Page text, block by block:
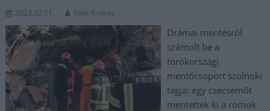
2023.02.11. Tóth András
Drámai mentésről
számolt be a
törökországi
mentőcsoport szolnoki
tagja: egy csecsemőt
mentettek ki a romok